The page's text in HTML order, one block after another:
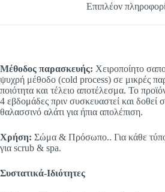
Επιπλέον
Μέθοδος παρασκευής: Χειροποίητο
ψυχρή μέθοδο (cold process) σε μικρές
ποιότητα και τέλειο αποτέλεσμα. Το
4 εβδομάδες πριν συσκευαστεί και δοθεί
θαλασσινό αλάτι για ήπια απολέπιση.
Χρήση: Σώμα & Πρόσωπο.. Για κάθε
για scrub & spa.
Συστατικά-Ιδιότητες